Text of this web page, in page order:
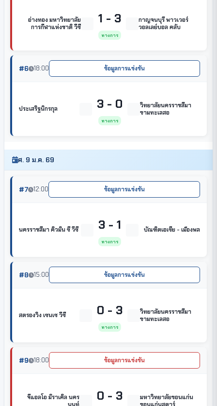
อ่างทอง มหาวิทยาลัย
การกีฬาแห่งชาติ วีซี
1 - 3
ทางการ
กาญจนบุรี พาวเวอร์
วอลเลย์บอล คลับ
#6 18:00 ข้อมูลการแข่งขัน
ประเสริฐนิกรกุล 3 - 0
ทางการ
วิทยาลัยนครราชสีมา
ขามทะเลสอ
ศ. 9 ม.ค. 69
#7 12:00 ข้อมูลการแข่งขัน
นครราชสีมา คิวมิน ซี วีซี 3 - 1
ทางการ
บัณฑิตเอเซีย - เมืองพล
#8 15:00 ข้อมูลการแข่งขัน
สตรองวิง เซนเซ วีซี 0 - 3
ทางการ
วิทยาลัยนครราชสีมา
ขามทะเลสอ
#9 18:00 ข้อมูลการแข่งขัน
จีแอลโอ มิราเคิล นคร
นนท์
0 - 3
มหาวิทยาลัยขอนแก่น
ขอนแก่นสตาร์